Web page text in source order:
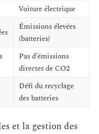
Voiture électrique
Émissions élevées
(batteries)
Pas d’émissions
directes de CO2
Défi du recyclage
des batteries
et la gestion des